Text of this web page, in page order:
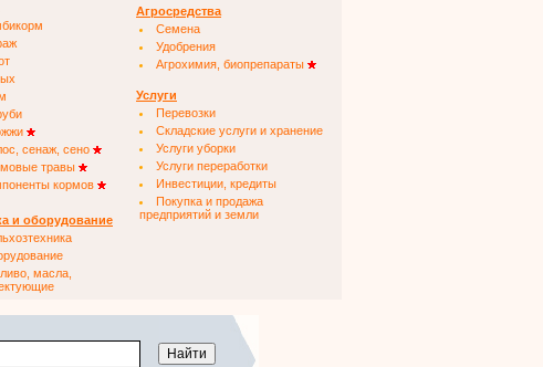
сенаж, сено
травы
кормов
и оборудование
масла,
Агросредства
Семена
Удобрения
Агрохимия, биопрепараты
Услуги
Перевозки
Складские услуги и хранение
Услуги уборки
Услуги переработки
Инвестиции, кредиты
Покупка и продажа
предприятий и земли